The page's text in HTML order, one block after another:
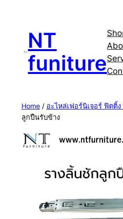
contentNT
funiture
Home/ อะไหล่เฟอร์นิเจอร์ ฟิตติ้
ลูกปืนรับข้าง